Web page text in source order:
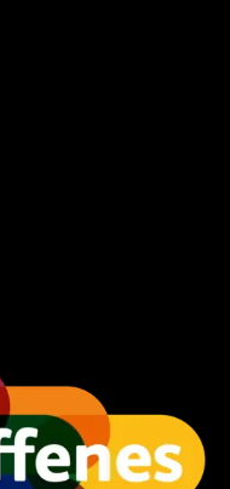
Fachkräfte für
Volkssolidarität